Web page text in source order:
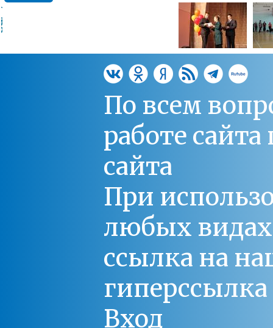
По всем
работе
сайта
При
любых
ссылка на
Вход